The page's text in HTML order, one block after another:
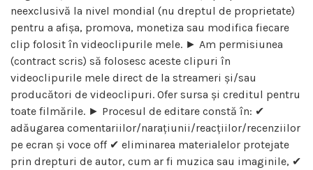
neexclusivă la nivel mondial (nu dreptul de proprietate)
pentru a afișa, promova, monetiza sau modifica fiecare
clip folosit în videoclipurile mele. ► Am permisiunea
(contract scris) să folosesc aceste clipuri în
videoclipurile mele direct de la streameri și/sau
producători de videoclipuri. Ofer sursa și creditul pentru
toate filmările. ► Procesul de editare constă în: ✔
adăugarea comentariilor/narațiunii/reacțiilor/recenziilor
pe ecran și voce off ✔ eliminarea materialelor protejate
prin drepturi de autor, cum ar fi muzica sau imaginile, ✔